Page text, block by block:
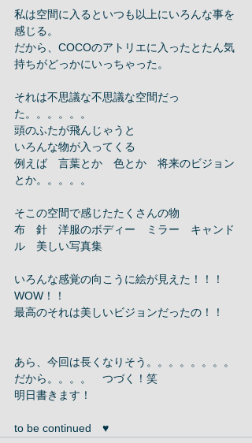
私は空間に入るといつも以上にいろんな事を
感じる。
だから、COCOのアトリエに入ったとたん気
持ちがどっかにいっちゃった。
それは不思議な不思議な空間だっ
た。。。。。。
頭のふたが飛んじゃうと
いろんな物が入ってくる
例えば　言葉とか　色とか　将来のビジョン
とか。。。。。
そこの空間で感じたたくさんの物
布　針　洋服のボディー　ミラー　キャンド
ル　美しい写真集
いろんな感覚の向こうに絵が見えた！！！
WOW！！
最高のそれは美しいビジョンだったの！！
あら、今回は長くなりそう。。。。。。。。
だから。。。。　つづく！笑
明日書きます！
to be continued　♥︎